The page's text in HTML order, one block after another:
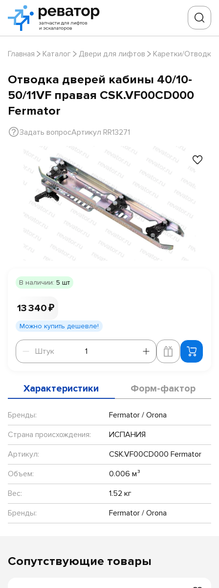
Главная Каталог Двери для лифтов Каретки/Отводки
Отводка дверей кабины 40/10-
50/11VF правая CSK.VF00CD000
Fermator
Задать вопросАртикул RR13271
В наличии: 5 шт
13 340 ₽
Можно купить дешевле!
Штук
Штук
Характеристики Форм-фактор
Бренды:
Fermator / Orona
Страна происхождения:
ИСПАНИЯ
Артикул:
CSK.VF00CD000 Fermator
Объем:
0.006 м³
Вес:
1.52 кг
Бренды:
Fermator / Orona
Сопутствующие товары